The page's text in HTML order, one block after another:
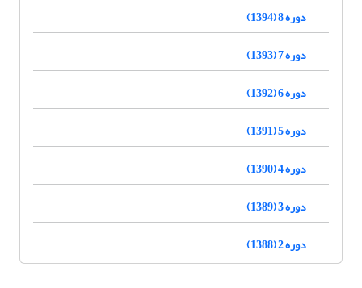
دوره 8 (1394)
دوره 7 (1393)
دوره 6 (1392)
دوره 5 (1391)
دوره 4 (1390)
دوره 3 (1389)
دوره 2 (1388)